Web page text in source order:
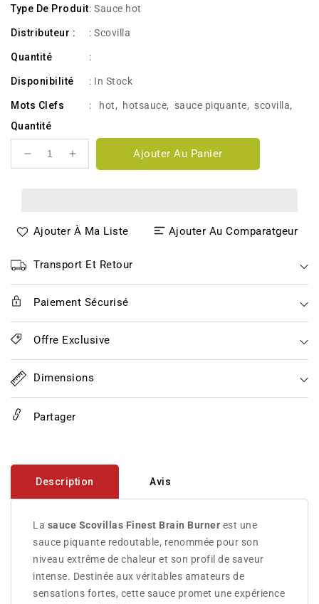
Type De Produit: Sauce hot
Distributeur : : Scovilla
Quantité :
Disponibilité : In Stock
Mots Clefs : hot, hotsauce, sauce piquante, scovilla,
Quantité
Réduire
Finest
Burner
Augmenter
Finest
Burner
Ajouter Au Panier
Ajouter À Ma Liste Ajouter Au Comparatgeur
Transport Et Retour
Paiement Sécurisé
Offre Exclusive
Dimensions
Partager
Description Avis
La sauce Scovillas Finest Brain Burner est une
sauce piquante redoutable, renommée pour son
niveau extrême de chaleur et son profil de saveur
intense. Destinée aux véritables amateurs de
sensations fortes, cette sauce promet une expérience